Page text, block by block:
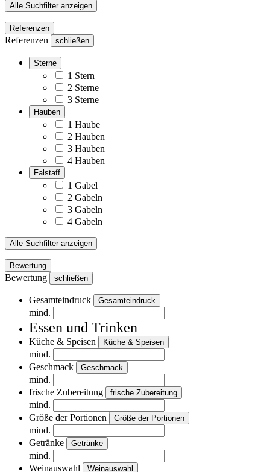
Alle Suchfilter anzeigen
Referenzen
Referenzen schließen
Sterne
1 Stern
2 Sterne
3 Sterne
Hauben
1 Haube
2 Hauben
3 Hauben
4 Hauben
Falstaff
1 Gabel
2 Gabeln
3 Gabeln
4 Gabeln
Alle Suchfilter anzeigen
Bewertung
Bewertung schließen
Gesamteindruck Gesamteindruck
mind.
Essen und Trinken
Küche & Speisen Küche & Speisen
mind.
Geschmack
Geschmack
mind.
frische Zubereitung
frische Zubereitung
mind.
Größe der Portionen
Größe der Portionen
mind.
Getränke
Getränke
mind.
Weinauswahl
Weinauswahl